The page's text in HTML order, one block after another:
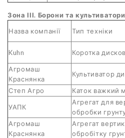
Зона ІІІ. Борони та культиватори
Назва компанії
Тип техніки
Kuhn Коротка
Агромаш
Краснянка
Культиватор
Степ Агро
Каток важкий
УАПК
Агрегат для
обробки
Агромаш
Краснянка
Агрегат
обробітку